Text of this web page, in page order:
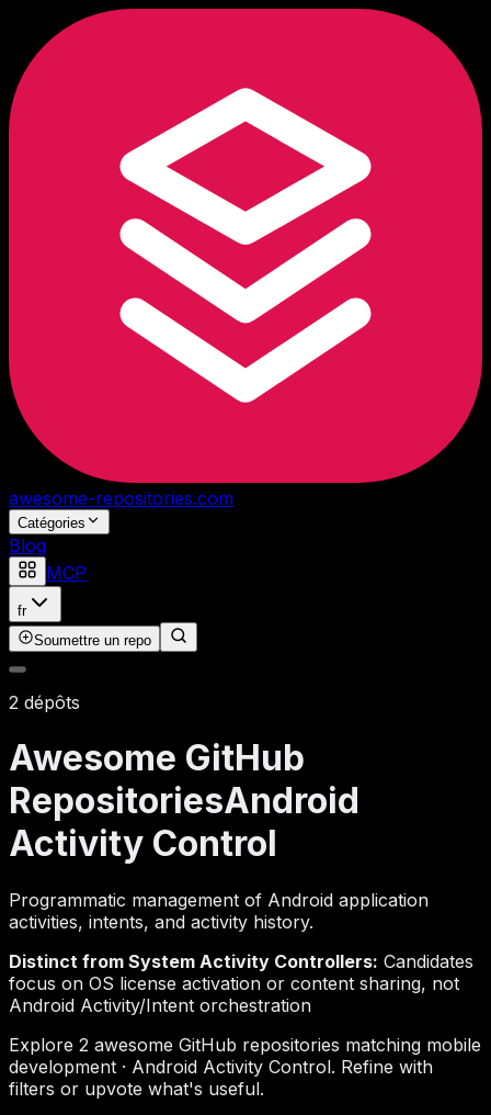
awesome-repositories.com
Catégories
Blog
MCP
fr
Soumettre un repo
2 dépôts
Awesome GitHub
RepositoriesAndroid
Activity Control
Programmatic management of Android application
activities, intents, and activity history.
Distinct from System Activity Controllers: Candidates
focus on OS license activation or content sharing, not
Android Activity/Intent orchestration
Explore 2 awesome GitHub repositories matching mobile
development · Android Activity Control. Refine with
filters or upvote what's useful.